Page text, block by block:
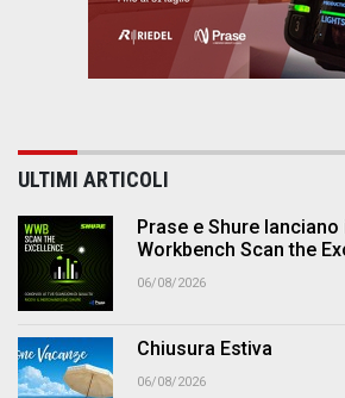
ULTIMI ARTICOLI
Prase e Shure
Workbench Scan the
06/08/2026
Chiusura Estiva
06/08/2026